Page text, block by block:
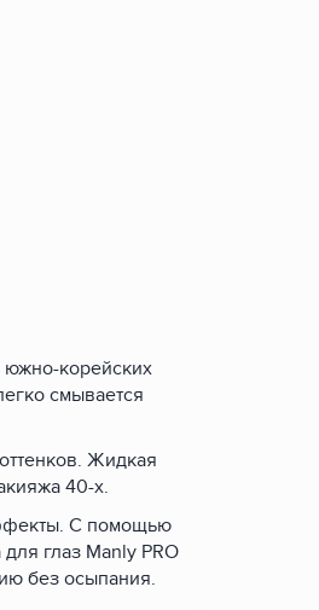
южно-корейских
смывается
Жидкая
40-х.
С помощью
глаз Manly PRO
без осыпания.